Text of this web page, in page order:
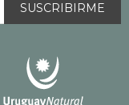
SUSCRIBIRME